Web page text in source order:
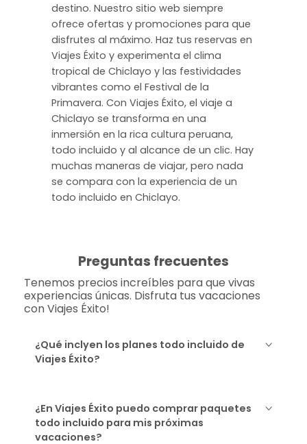
destino. Nuestro sitio web siempre
ofrece ofertas y promociones para que
disfrutes al máximo. Haz tus reservas en
Viajes Éxito y experimenta el clima
tropical de Chiclayo y las festividades
vibrantes como el Festival de la
Primavera. Con Viajes Éxito, el viaje a
Chiclayo se transforma en una
inmersión en la rica cultura peruana,
todo incluido y al alcance de un clic. Hay
muchas maneras de viajar, pero nada
se compara con la experiencia de un
todo incluido en Chiclayo.
Preguntas frecuentes
Tenemos precios increíbles para que vivas
experiencias únicas. Disfruta tus vacaciones
con Viajes Éxito!
¿Qué inclyen los planes todo incluido de
Viajes Éxito?
¿En Viajes Éxito puedo comprar paquetes
todo incluido para mis próximas
vacaciones?